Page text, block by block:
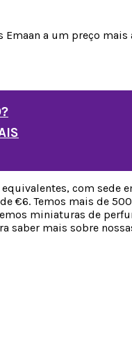
a um preço mais
com sede
€6. Temos mais de
miniaturas de
saber mais sobre